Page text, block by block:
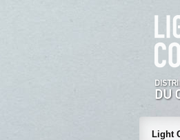
Light